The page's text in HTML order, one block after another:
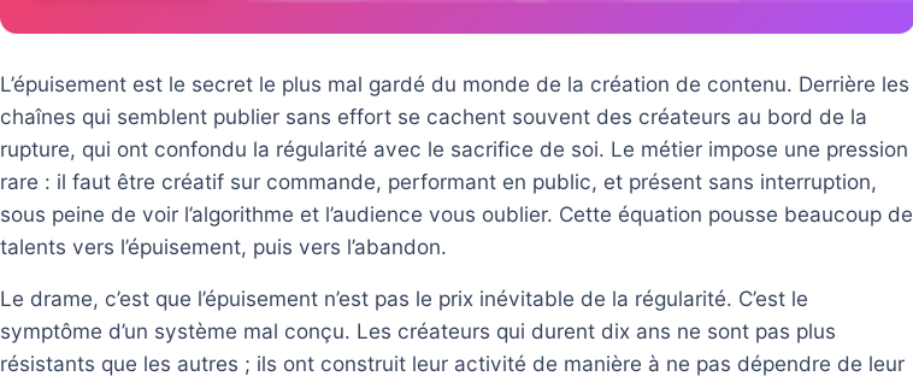
L’épuisement est le secret le plus mal gardé du monde de la création de contenu. Derrière les
chaînes qui semblent publier sans effort se cachent souvent des créateurs au bord de la
rupture, qui ont confondu la régularité avec le sacrifice de soi. Le métier impose une pression
rare : il faut être créatif sur commande, performant en public, et présent sans interruption,
sous peine de voir l’algorithme et l’audience vous oublier. Cette équation pousse beaucoup de
talents vers l’épuisement, puis vers l’abandon.
Le drame, c’est que l’épuisement n’est pas le prix inévitable de la régularité. C’est le
symptôme d’un système mal conçu. Les créateurs qui durent dix ans ne sont pas plus
résistants que les autres ; ils ont construit leur activité de manière à ne pas dépendre de leur